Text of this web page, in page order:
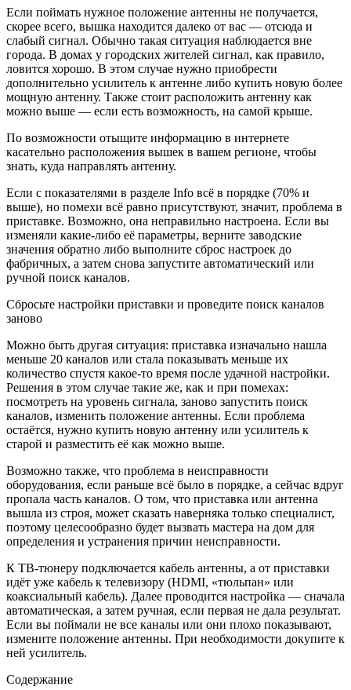
Если поймать нужное положение антенны не получается,
скорее всего, вышка находится далеко от вас — отсюда и
слабый сигнал. Обычно такая ситуация наблюдается вне
города. В домах у городских жителей сигнал, как правило,
ловится хорошо. В этом случае нужно приобрести
дополнительно усилитель к антенне либо купить новую более
мощную антенну. Также стоит расположить антенну как
можно выше — если есть возможность, на самой крыше.
По возможности отыщите информацию в интернете
касательно расположения вышек в вашем регионе, чтобы
знать, куда направлять антенну.
Если с показателями в разделе Info всё в порядке (70% и
выше), но помехи всё равно присутствуют, значит, проблема в
приставке. Возможно, она неправильно настроена. Если вы
изменяли какие-либо её параметры, верните заводские
значения обратно либо выполните сброс настроек до
фабричных, а затем снова запустите автоматический или
ручной поиск каналов.
Сбросьте настройки приставки и проведите поиск каналов
заново
Можно быть другая ситуация: приставка изначально нашла
меньше 20 каналов или стала показывать меньше их
количество спустя какое-то время после удачной настройки.
Решения в этом случае такие же, как и при помехах:
посмотреть на уровень сигнала, заново запустить поиск
каналов, изменить положение антенны. Если проблема
остаётся, нужно купить новую антенну или усилитель к
старой и разместить её как можно выше.
Возможно также, что проблема в неисправности
оборудования, если раньше всё было в порядке, а сейчас вдруг
пропала часть каналов. О том, что приставка или антенна
вышла из строя, может сказать наверняка только специалист,
поэтому целесообразно будет вызвать мастера на дом для
определения и устранения причин неисправности.
К ТВ-тюнеру подключается кабель антенны, а от приставки
идёт уже кабель к телевизору (HDMI, «тюльпан» или
коаксиальный кабель). Далее проводится настройка — сначала
автоматическая, а затем ручная, если первая не дала результат.
Если вы поймали не все каналы или они плохо показывают,
измените положение антенны. При необходимости докупите к
ней усилитель.
Содержание